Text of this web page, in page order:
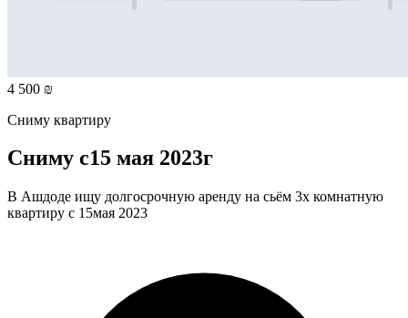
4 500 ₪
Сниму квартиру
Сниму с15 мая 2023г
В Ашдоде ищу долгосрочную аренду на сьём 3х комнатную
квартиру с 15мая 2023